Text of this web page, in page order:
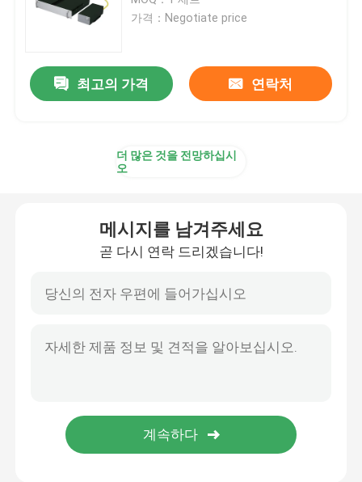
QCW 파이버 레이저
UV 파이버 레이저
초고속 섬유 레이저
레이저 장애물 제거기
휴대용 레이저 용접기
가격：Negotiate price
최고의 가격 연락처
더 많은 것을 전망하십시
오
메시지를 남겨주세요
곧 다시 연락 드리겠습니다!